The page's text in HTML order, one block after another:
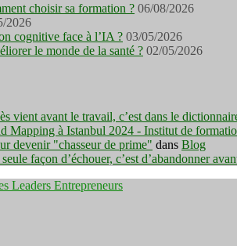
choisir sa formation ? 06/08/2026
2026
cognitive face à l’IA ? 03/05/2026
le monde de la santé ? 02/05/2026
vient avant le travail, c’est dans le
Mapping à Istanbul 2024 - Institut de
devenir "chasseur de prime" dans Blog
façon d’échouer, c’est d’abandonner
Leaders Entrepreneurs